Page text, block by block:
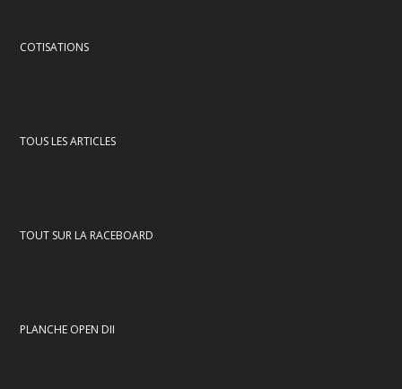
COTISATIONS
TOUS LES ARTICLES
TOUT SUR LA RACEBOARD
PLANCHE OPEN DII